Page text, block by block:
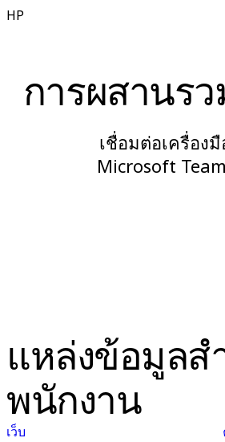
ชุมชน
บล็อก
Miro Professional
HP
การผสานร
เชื่อมต่อเครื่อง
Microsoft
แหล่งข้อมูล
พนักงาน
เว็บ